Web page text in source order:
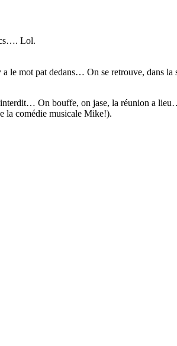
Lol.
le mot pat dedans… On se retrouve, dans la
On bouffe, on jase, la réunion a
la comédie musicale Mike!).